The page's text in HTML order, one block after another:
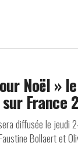
Noël »
France
diffusée le jeudi
Bollaert et